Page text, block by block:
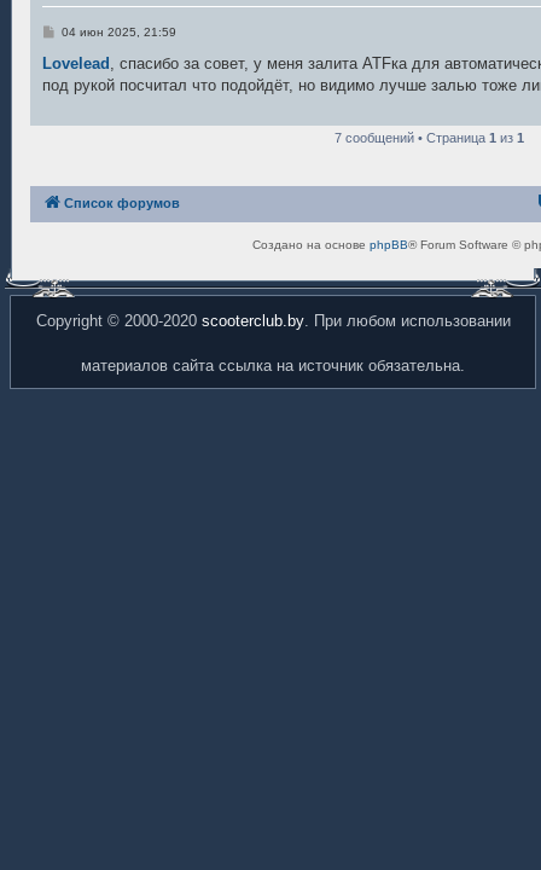
С
о
щ
04 июн 2025, 21:59
Lovelead , спасибо за совет, у меня залита ATFка для
под рукой посчитал что подойдёт, но видимо лучше залью тоже
7 сообщений • Страница 1 из 1
Список форумов
Создано на основе phpBB® Forum Software ©
Copyright © 2000-2020 scooterclub.by. При любом использовании
материалов сайта ссылка на источник обязательна.